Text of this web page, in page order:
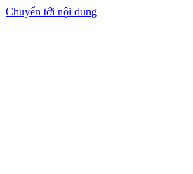
Chuyển tới nội dung